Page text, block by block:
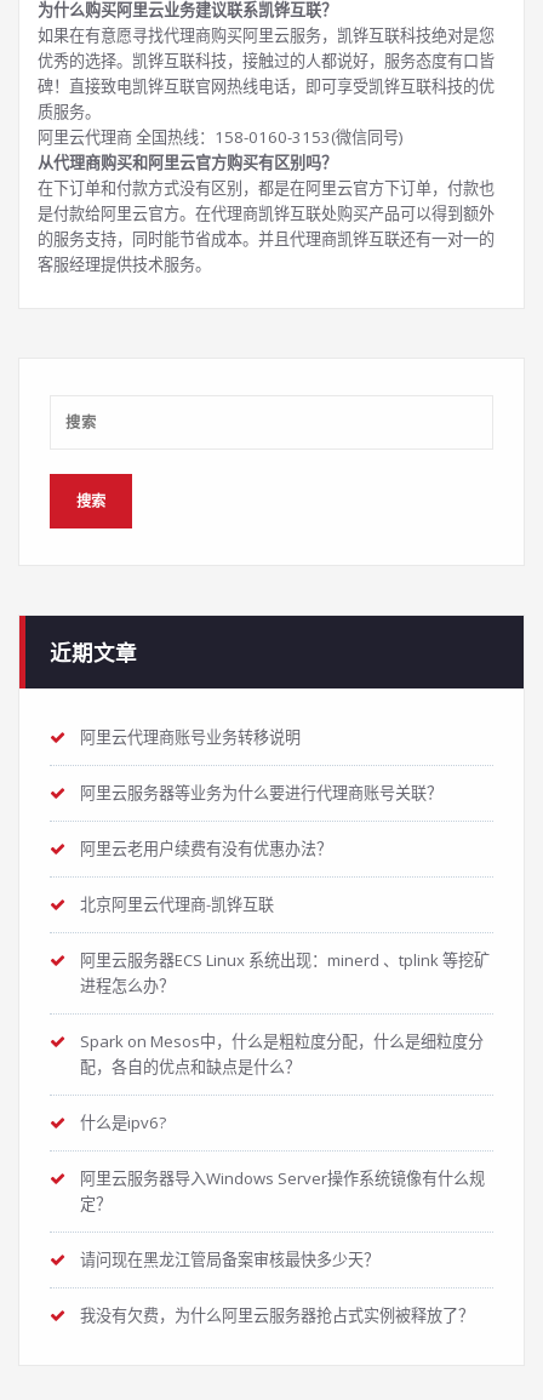
为什么购买阿里云业务建议联系凯铧互联？
如果在有意愿寻找代理商购买阿里云服务，凯铧互联科技绝对是您
优秀的选择。凯铧互联科技，接触过的人都说好，服务态度有口皆
碑！直接致电凯铧互联官网热线电话，即可享受凯铧互联科技的优
质服务。
阿里云代理商 全国热线：158-0160-3153(微信同号)
从代理商购买和阿里云官方购买有区别吗？
在下订单和付款方式没有区别，都是在阿里云官方下订单，付款也
是付款给阿里云官方。在代理商凯铧互联处购买产品可以得到额外
的服务支持，同时能节省成本。并且代理商凯铧互联还有一对一的
客服经理提供技术服务。
近期文章
阿里云代理商账号业务转移说明
阿里云服务器等业务为什么要进行代理商账号关联？
阿里云老用户续费有没有优惠办法？
北京阿里云代理商-凯铧互联
阿里云服务器ECS Linux 系统出现：minerd 、tplink 等挖矿
进程怎么办？
Spark on Mesos中，什么是粗粒度分配，什么是细粒度分
配，各自的优点和缺点是什么？
什么是ipv6?
阿里云服务器导入Windows Server操作系统镜像有什么规
定？
请问现在黑龙江管局备案审核最快多少天？
我没有欠费，为什么阿里云服务器抢占式实例被释放了？